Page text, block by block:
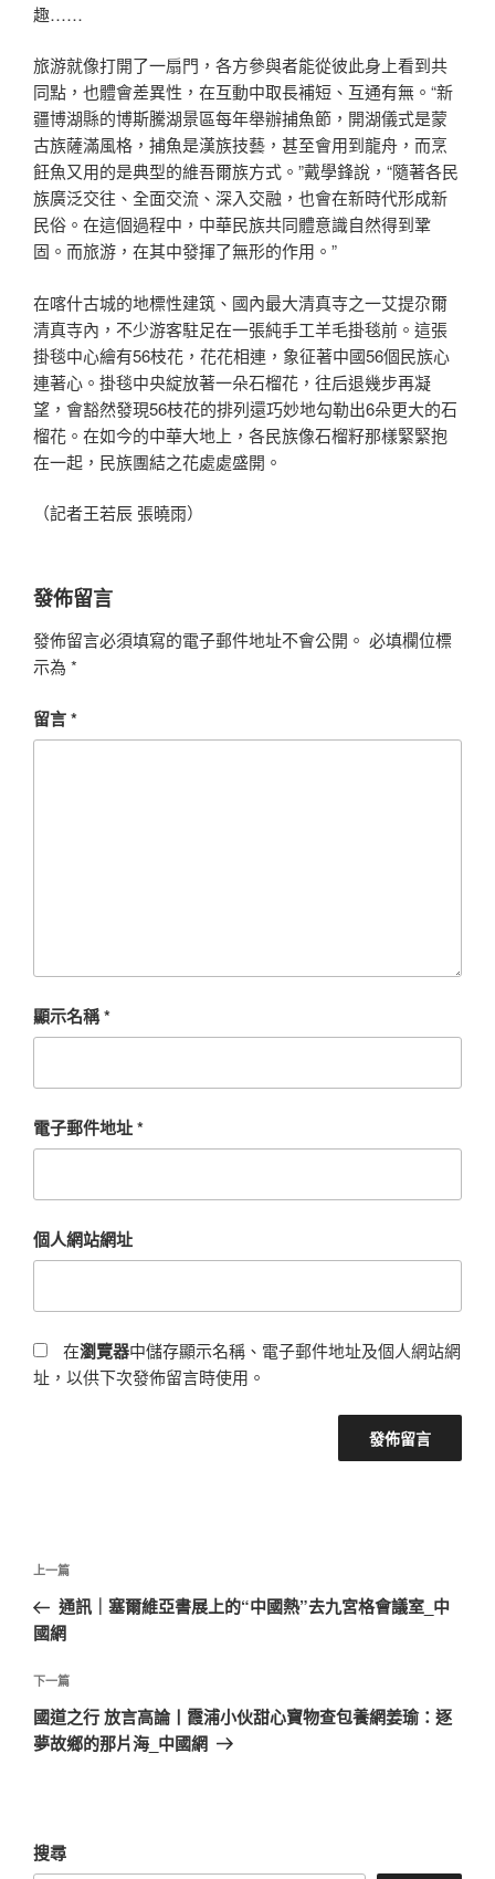
趣……
旅游就像打開了一扇門，各方參與者能從彼此身上看到共
同點，也體會差異性，在互動中取長補短、互通有無。“新
疆博湖縣的博斯騰湖景區每年舉辦捕魚節，開湖儀式是蒙
古族薩滿風格，捕魚是漢族技藝，甚至會用到龍舟，而烹
飪魚又用的是典型的維吾爾族方式。”戴學鋒說，“隨著各民
族廣泛交往、全面交流、深入交融，也會在新時代形成新
民俗。在這個過程中，中華民族共同體意識自然得到鞏
固。而旅游，在其中發揮了無形的作用。”
在喀什古城的地標性建筑、國內最大清真寺之一艾提尕爾
清真寺內，不少游客駐足在一張純手工羊毛掛毯前。這張
掛毯中心繪有56枝花，花花相連，象征著中國56個民族心
連著心。掛毯中央綻放著一朵石榴花，往后退幾步再凝
望，會豁然發現56枝花的排列還巧妙地勾勒出6朵更大的石
榴花。在如今的中華大地上，各民族像石榴籽那樣緊緊抱
在一起，民族團結之花處處盛開。
（記者王若辰 張曉雨）
發佈留言
發佈留言必須填寫的電子郵件地址不會公開。 必填欄位標
示為 *
留言*
顯示名稱*
電子郵件地址*
個人網站網址
在瀏覽器中儲存顯示名稱、電子郵件地址及個人網站網
址，以供下次發佈留言時使用。
文
導
覽
上
一
篇
章
上一篇
通訊｜塞爾維亞書展上的“中國熱”去九宮格會議室_中
國網
下
一
篇
下一篇
國道之行 放言高論丨霞浦小伙甜心寶物查包養網姜瑜：逐
夢故鄉的那片海_中國網
搜尋